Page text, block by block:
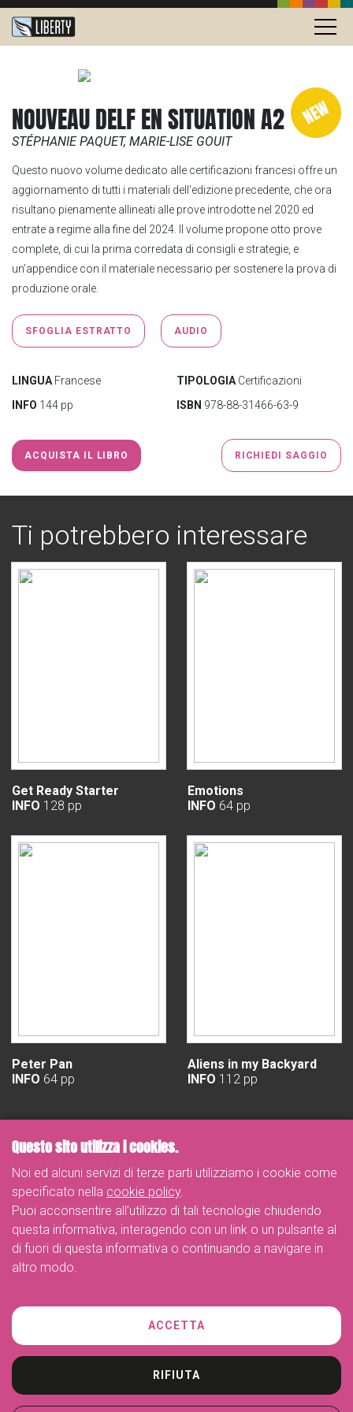
NOUVEAU DELF EN SITUATION A2
STÉPHANIE PAQUET, MARIE-LISE GOUIT
Questo nuovo volume dedicato alle certificazioni francesi offre un
aggiornamento di tutti i materiali dell’edizione precedente, che ora
risultano pienamente allineati alle prove introdotte nel 2020 ed
entrate a regime alla fine del 2024. Il volume propone otto prove
complete, di cui la prima corredata di consigli e strategie, e
un’appendice con il materiale necessario per sostenere la prova di
produzione orale.
SFOGLIA ESTRATTO AUDIO
LINGUA Francese TIPOLOGIA Certificazioni
INFO 144 pp ISBN 978-88-31466-63-9
ACQUISTA IL LIBRO RICHIEDI SAGGIO
Ti potrebbero interessare
Get Ready Starter
INFO 128 pp
Emotions
INFO 64 pp
Peter Pan
INFO 64 pp
Aliens in my Backyard
INFO 112 pp
Telefono
Indirizzo
Piazza dei Daini 4, Milano
e-mail
info@myliberty.it
Questo sito utilizza i cookies.
Noi ed alcuni servizi di terze parti utilizziamo i cookie come
specificato nella cookie policy.
Puoi acconsentire all’utilizzo di tali tecnologie chiudendo
questa informativa, interagendo con un link o un pulsante al
di fuori di questa informativa o continuando a navigare in
altro modo.
ACCETTA
RIFIUTA